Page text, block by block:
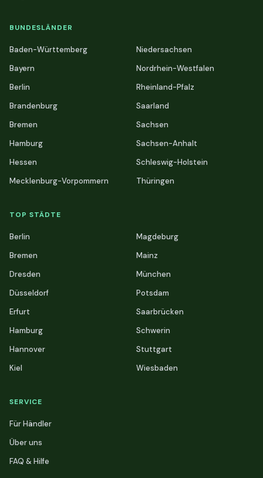
BUNDESLÄNDER
Baden-Württemberg
Bayern
Berlin
Brandenburg
Bremen
Hamburg
Hessen
Mecklenburg-Vorpommern
Niedersachsen
Nordrhein-Westfalen
Rheinland-Pfalz
Saarland
Sachsen
Sachsen-Anhalt
Schleswig-Holstein
Thüringen
TOP STÄDTE
Berlin
Bremen
Dresden
Düsseldorf
Erfurt
Hamburg
Hannover
Kiel
Magdeburg
Mainz
München
Potsdam
Saarbrücken
Schwerin
Stuttgart
Wiesbaden
SERVICE
Für Händler
Über uns
FAQ & Hilfe